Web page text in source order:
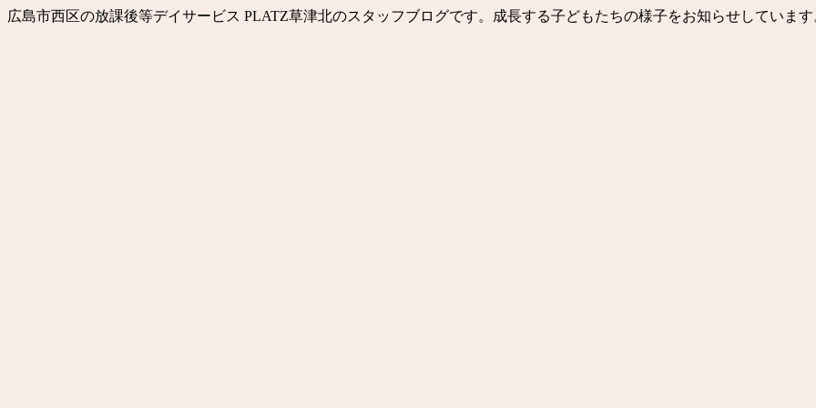
広島市西区の放課後等デイサービス PLATZ草津北のスタッフブログです。成長する子どもたちの様子をお知らせしています